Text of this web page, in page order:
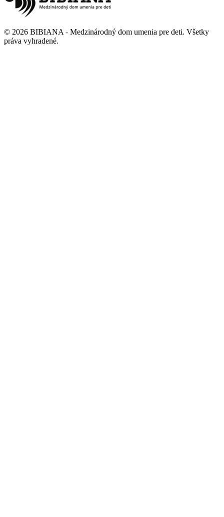
© 2026 BIBIANA - Medzinárodný dom umenia pre deti. Všetky
práva vyhradené.